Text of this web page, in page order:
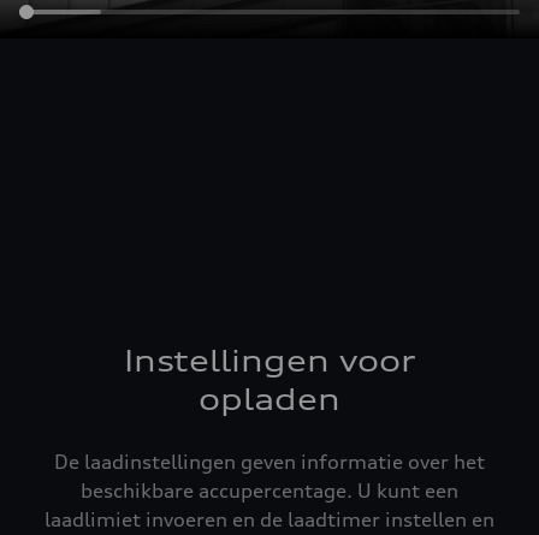
Instellingen voor
opladen
De laadinstellingen geven informatie over het
beschikbare accupercentage. U kunt een
laadlimiet invoeren en de laadtimer instellen en